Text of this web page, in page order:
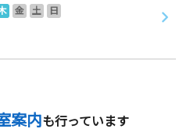
金 土
日
案内も行っています